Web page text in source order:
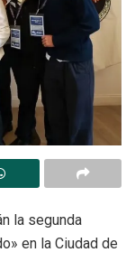
la segunda
en la Ciudad de